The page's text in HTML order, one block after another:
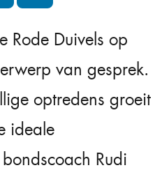
Rode Duivels op
van gesprek.
optredens groeit
ideale
Rudi